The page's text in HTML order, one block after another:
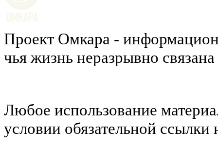
Проект Омкара -
чья жизнь неразрывно
Любое использование
условии обязательной ссылки